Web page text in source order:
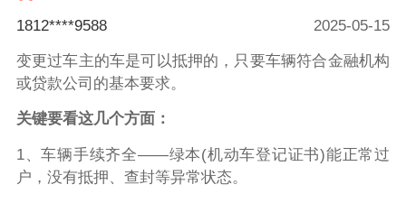
1812****9588 2025-05-15
变更过车主的车是可以抵押的，只要车辆符合金融机构
或贷款公司的基本要求。
关键要看这几个方面：
1、车辆手续齐全——绿本(机动车登记证书)能正常过
户，没有抵押、查封等异常状态。